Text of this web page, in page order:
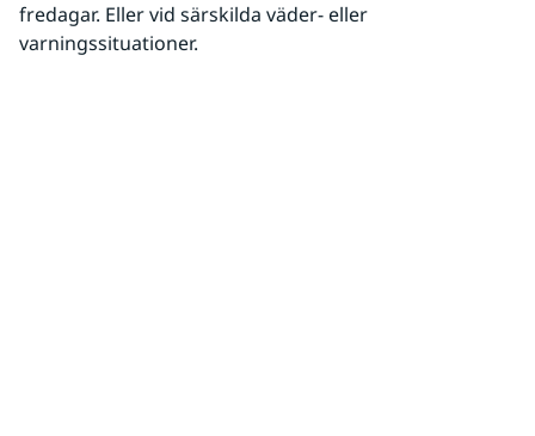
fredagar. Eller vid särskilda väder- eller
varningssituationer.